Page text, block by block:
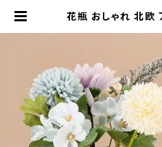
花瓶 おしゃれ 北欧